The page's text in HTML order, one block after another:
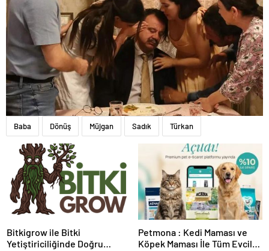
Baba Dönüş Müjgan Sadık Türkan
Bitkigrow ile Bitki
Yetiştiriciliğinde Doğru
Petmona : Kedi Maması ve
Köpek Maması İle Tüm Evcil